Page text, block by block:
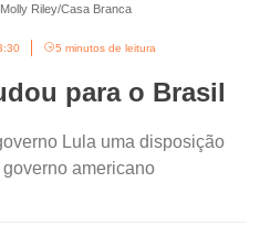
Riley/Casa Branca
5 minutos de leitura
para o Brasil
Lula uma disposição
americano